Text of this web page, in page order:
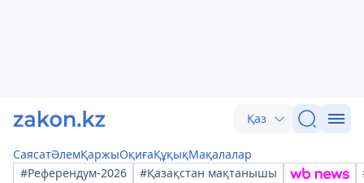
Қаз
СаясатӘлемҚаржыОқиғаҚұқықМақалалар
#Референдум-2026
#Қазақстан мақтанышы